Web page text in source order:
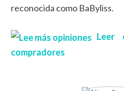
reconocida como BaByliss.
Leer
compradores